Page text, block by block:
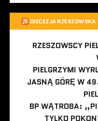
DIECEZJA RZESZOWSKA
RZESZOWSCY
PIELGRZYMI
JASNĄ GÓRĘ W
BP WĄTROBA:
TYLKO